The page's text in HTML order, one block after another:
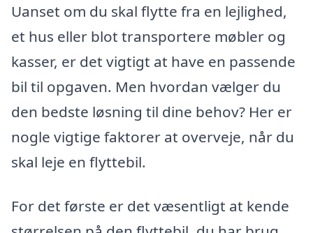
Uanset om du skal flytte fra en lejlighed,
et hus eller blot transportere møbler og
kasser, er det vigtigt at have en passende
bil til opgaven. Men hvordan vælger du
den bedste løsning til dine behov? Her er
nogle vigtige faktorer at overveje, når du
skal leje en flyttebil.
For det første er det væsentligt at kende